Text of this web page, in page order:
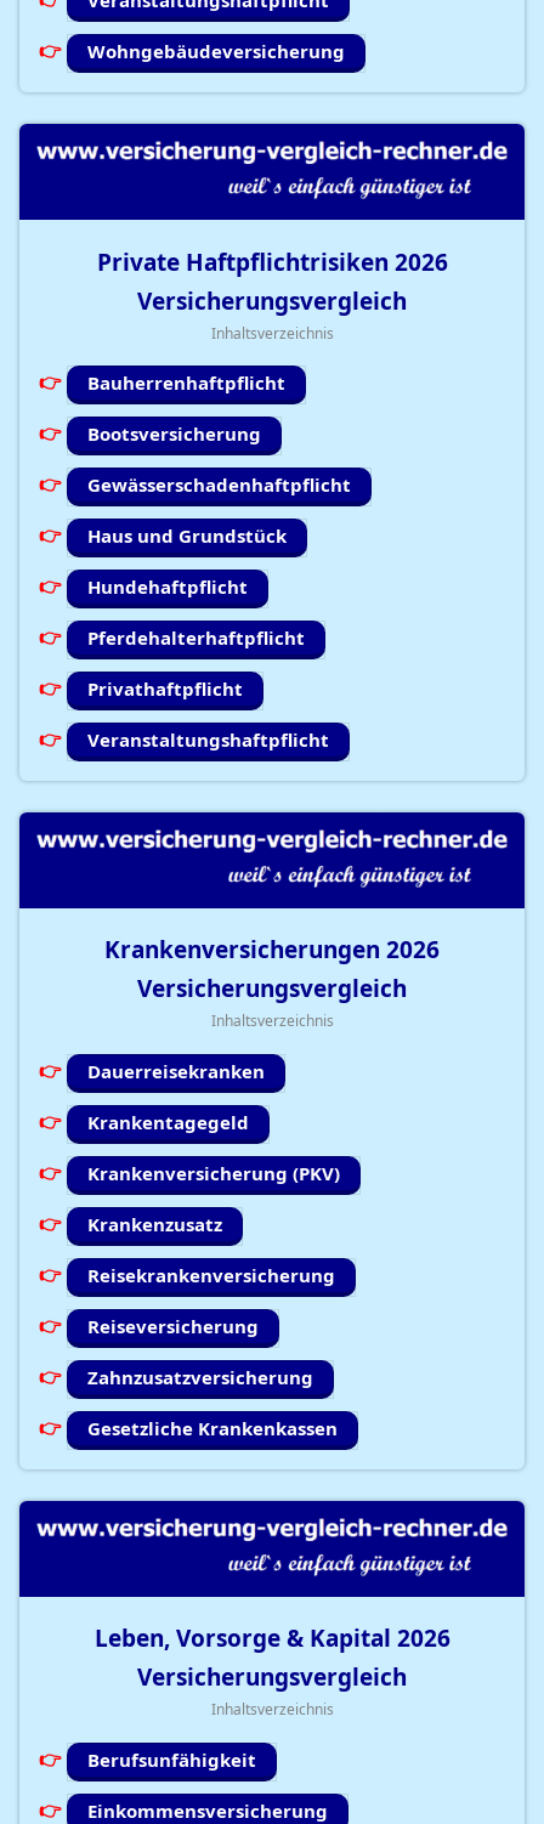
Wohngebäudeversicherung
Private Haftpflichtrisiken 2026
Versicherungsvergleich
Inhaltsverzeichnis
Bauherrenhaftpflicht
Bootsversicherung
Gewässerschadenhaftpflicht
Haus und Grundstück
Hundehaftpflicht
Pferdehalterhaftpflicht
Privathaftpflicht
Veranstaltungshaftpflicht
Krankenversicherungen 2026
Versicherungsvergleich
Inhaltsverzeichnis
Dauerreisekranken
Krankentagegeld
Krankenversicherung (PKV)
Krankenzusatz
Reisekrankenversicherung
Reiseversicherung
Zahnzusatzversicherung
Gesetzliche Krankenkassen
Leben, Vorsorge & Kapital 2026
Versicherungsvergleich
Inhaltsverzeichnis
Berufsunfähigkeit
Einkommensversicherung